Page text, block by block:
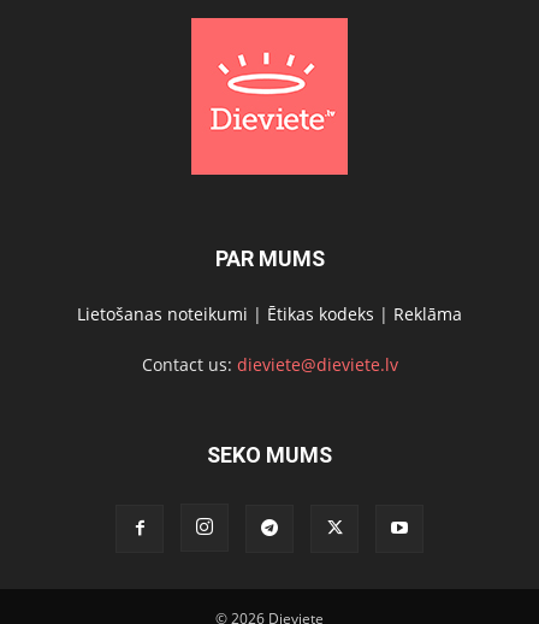
PAR MUMS
Lietošanas noteikumi | Ētikas kodeks | Reklāma
Contact us: dieviete@dieviete.lv
SEKO MUMS
© 2026 Dieviete